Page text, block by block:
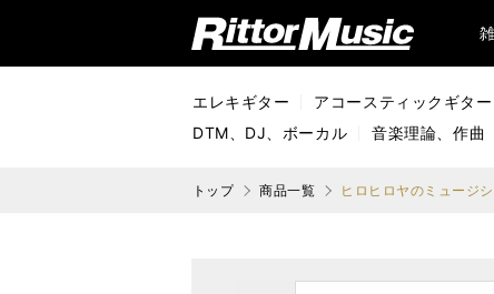
リットーミュージック (Rittor Music)
エレキギター アコースティックギター
DTM、DJ、ボーカル
音楽理論、作曲
トップ 商品一覧 ヒロヒロヤのミュージ